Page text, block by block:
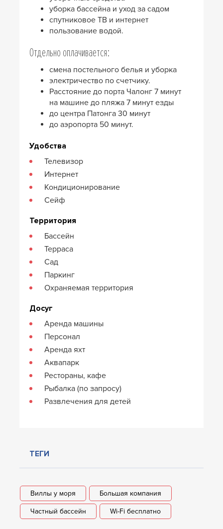
уборка бассейна и уход за садом
спутниковое ТВ и интернет
пользование водой.
Отдельно оплачивается:
смена постельного белья и уборка
электричество по счетчику.
Расстояние до порта Чалонг 7 минут
на машине до пляжа 7 минут езды
до центра Патонга 30 минут
до аэропорта 50 минут.
Удобства
Телевизор
Интернет
Кондиционирование
Сейф
Территория
Бассейн
Терраса
Сад
Паркинг
Охраняемая территория
Досуг
Аренда машины
Персонал
Аренда яхт
Аквапарк
Рестораны, кафе
Рыбалка (по запросу)
Развлечения для детей
ТЕГИ
Виллы у моря Большая компания
Частный бассейн Wi-Fi бесплатно